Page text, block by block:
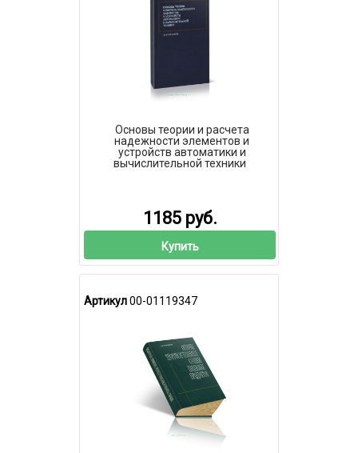
Основы теории и расчета
надежности элементов и
устройств автоматики и
вычислительной техники
1185 руб.
Купить
Артикул00-01119347